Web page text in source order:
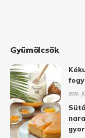
Gyümölcsök
2026.